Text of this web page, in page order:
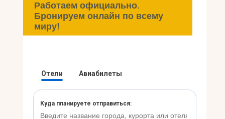
Инфо
Блог
Укр
Работаем официально.
Бронируем онлайн по всему
миру!